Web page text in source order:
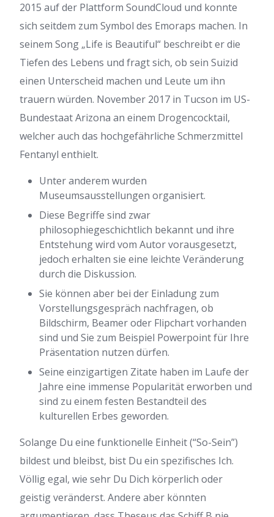
2015 auf der Plattform SoundCloud und konnte
sich seitdem zum Symbol des Emoraps machen. In
seinem Song „Life is Beautiful“ beschreibt er die
Tiefen des Lebens und fragt sich, ob sein Suizid
einen Unterscheid machen und Leute um ihn
trauern würden. November 2017 in Tucson im US-
Bundestaat Arizona an einem Drogencocktail,
welcher auch das hochgefährliche Schmerzmittel
Fentanyl enthielt.
Unter anderem wurden
Museumsausstellungen organisiert.
Diese Begriffe sind zwar
philosophiegeschichtlich bekannt und ihre
Entstehung wird vom Autor vorausgesetzt,
jedoch erhalten sie eine leichte Veränderung
durch die Diskussion.
Sie können aber bei der Einladung zum
Vorstellungsgespräch nachfragen, ob
Bildschirm, Beamer oder Flipchart vorhanden
sind und Sie zum Beispiel Powerpoint für Ihre
Präsentation nutzen dürfen.
Seine einzigartigen Zitate haben im Laufe der
Jahre eine immense Popularität erworben und
sind zu einem festen Bestandteil des
kulturellen Erbes geworden.
Solange Du eine funktionelle Einheit (“So-Sein”)
bildest und bleibst, bist Du ein spezifisches Ich.
Völlig egal, wie sehr Du Dich körperlich oder
geistig veränderst. Andere aber könnten